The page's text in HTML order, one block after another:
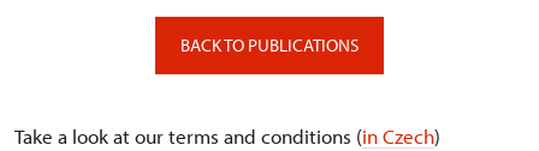
BACK TO PUBLICATIONS
Take a look at our terms and conditions (in Czech)